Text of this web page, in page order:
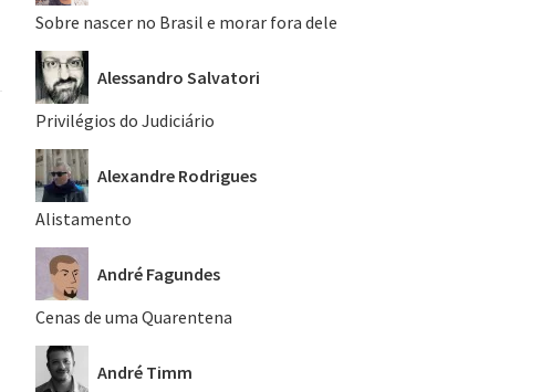
Sobre nascer no Brasil e morar fora dele
Alessandro Salvatori
Privilégios do Judiciário
Alexandre Rodrigues
Alistamento
André Fagundes
Cenas de uma Quarentena
André Timm